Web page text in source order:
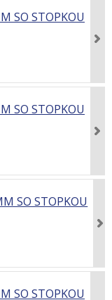
SO STOPKOU
SO STOPKOU
SO STOPKOU
SO STOPKOU